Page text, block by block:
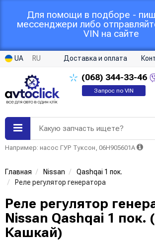
Для помощи в подборе -
мессенджери либо
VIN на сайте
UA RU Доставка и оплата
(068) 344-33-46
Запрос по VIN
Какую запчасть ищете?
Например: насос ГУР Туксон, 06H905601A
Главная Nissan
Qashqai 1 пок.
Реле регулятор генератора
Реле регулятор
Nissan Qashqai 1 пок.
Кашкай)